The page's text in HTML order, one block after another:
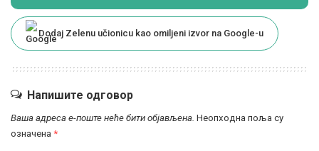
Dodaj Zelenu učionicu kao omiljeni izvor na Google-u
Напишите одговор
Ваша адреса е-поште неће бити објављена. Неопходна поља су
означена *